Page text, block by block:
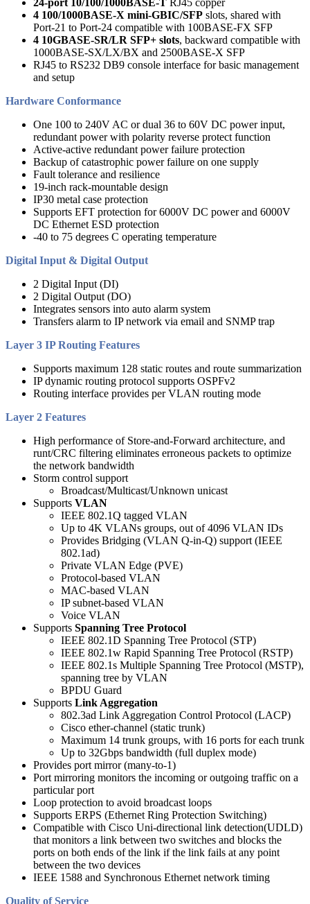
4 100/1000BASE-X mini-GBIC/SFP slots, shared with
Port-21 to Port-24 compatible with 100BASE-FX SFP
4 10GBASE-SR/LR SFP+ slots, backward compatible with
1000BASE-SX/LX/BX and 2500BASE-X SFP
RJ45 to RS232 DB9 console interface for basic management
and setup
Hardware Conformance
One 100 to 240V AC or dual 36 to 60V DC power input,
redundant power with polarity reverse protect function
Active-active redundant power failure protection
Backup of catastrophic power failure on one supply
Fault tolerance and resilience
19-inch rack-mountable design
IP30 metal case protection
Supports EFT protection for 6000V DC power and 6000V
DC Ethernet ESD protection
-40 to 75 degrees C operating temperature
Digital Input & Digital Output
2 Digital Input (DI)
2 Digital Output (DO)
Integrates sensors into auto alarm system
Transfers alarm to IP network via email and SNMP trap
Layer 3 IP Routing Features
Supports maximum 128 static routes and route summarization
IP dynamic routing protocol supports OSPFv2
Routing interface provides per VLAN routing mode
Layer 2 Features
High performance of Store-and-Forward architecture, and
runt/CRC filtering eliminates erroneous packets to optimize
the network bandwidth
Storm control support
Broadcast/Multicast/Unknown unicast
Supports VLAN
IEEE 802.1Q tagged VLAN
Up to 4K VLANs groups, out of 4096 VLAN IDs
Provides Bridging (VLAN Q-in-Q) support (IEEE
802.1ad)
Private VLAN Edge (PVE)
Protocol-based VLAN
MAC-based VLAN
IP subnet-based VLAN
Voice VLAN
Supports Spanning Tree Protocol
IEEE 802.1D Spanning Tree Protocol (STP)
IEEE 802.1w Rapid Spanning Tree Protocol (RSTP)
IEEE 802.1s Multiple Spanning Tree Protocol (MSTP),
spanning tree by VLAN
BPDU Guard
Supports Link Aggregation
802.3ad Link Aggregation Control Protocol (LACP)
Cisco ether-channel (static trunk)
Maximum 14 trunk groups, with 16 ports for each trunk
Up to 32Gbps bandwidth (full duplex mode)
Provides port mirror (many-to-1)
Port mirroring monitors the incoming or outgoing traffic on a
particular port
Loop protection to avoid broadcast loops
Supports ERPS (Ethernet Ring Protection Switching)
Compatible with Cisco Uni-directional link detection(UDLD)
that monitors a link between two switches and blocks the
ports on both ends of the link if the link fails at any point
between the two devices
IEEE 1588 and Synchronous Ethernet network timing
Quality of Service